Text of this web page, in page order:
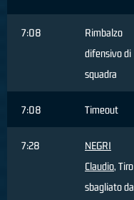
7:08
Rimbalzo
difensivo di
squadra
7:08 Timeout
7:28
NEGRI
Claudio, Tiro
sbagliato da